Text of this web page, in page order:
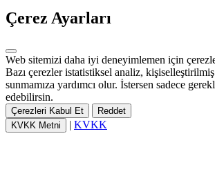
Çerez Ayarları
Web sitemizi daha iyi deneyimlemen için
Bazı çerezler istatistiksel analiz,
sunmamıza yardımcı olur. İstersen sadece
edebilirsin.
Çerezleri Kabul Et
Reddet
KVKK Metni
| KVKK